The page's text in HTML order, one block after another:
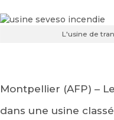
L'usine de
Montpellier (AFP) –
dans une usine